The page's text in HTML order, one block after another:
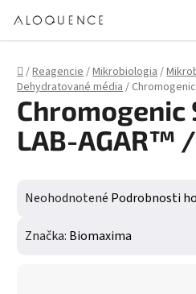
Domov
/Reagencie/Mikrobiologia/
Dehydratované média/
LAB-AGAR™
Priemerné hodnotenie
Neohodnotené Podrobnosti
Značka: Biomaxima